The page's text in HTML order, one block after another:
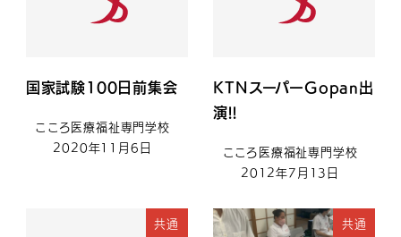
国家試験100日前集会
こころ医療福祉専門学校
2020年11月6日
KTNスーパーGopan出
演!!
こころ医療福祉専門学校
2012年7月13日
共通 共通